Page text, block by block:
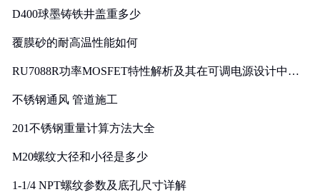
D400球墨铸铁井盖重多少
覆膜砂的耐高温性能如何
RU7088R功率MOSFET特性解析及其在可调电源设计中的
不锈钢通风 管道施工
201不锈钢重量计算方法大全
M20螺纹大径和小径是多少
1-1/4 NPT螺纹参数及底孔尺寸详解